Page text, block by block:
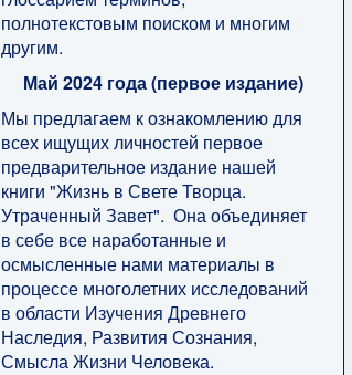
полнотекстовым поиском и многим
другим.
Май 2024 года (первое издание)
Мы предлагаем к ознакомлению для
всех ищущих личностей первое
предварительное издание нашей
книги "Жизнь в Свете Творца.
Утраченный Завет". Она объединяет
в себе все наработанные и
осмысленные нами материалы в
процессе многолетних исследований
в области Изучения Древнего
Наследия, Развития Сознания,
Смысла Жизни Человека.